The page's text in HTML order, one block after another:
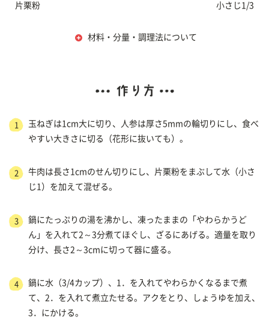
片栗粉 小さじ1/3
材料・分量・調理法について
1
玉ねぎは1cm大に切り、人参は厚さ5mmの輪切りにし、食べ
やすい大きさに切る（花形に抜いても）。
2
牛肉は長さ1cmのせん切りにし、片栗粉をまぶして水（小さ
じ1）を加えて混ぜる。
3
鍋にたっぷりの湯を沸かし、凍ったままの「やわらかうど
ん」を入れて2～3分煮てほぐし、ざるにあげる。適量を取り
分け、長さ2～3cmに切って器に盛る。
4
鍋に水（3/4カップ）、1．を入れてやわらかくなるまで煮
て、2．を入れて煮立たせる。アクをとり、しょうゆを加え、
3．にかける。